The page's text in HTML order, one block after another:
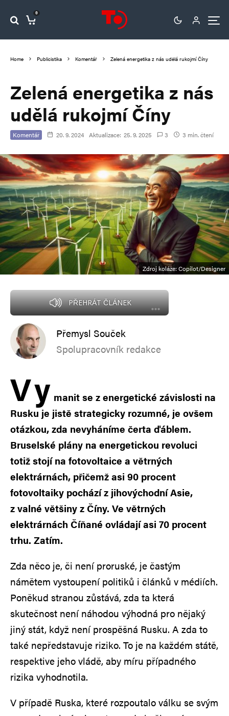
0
Home Publicistika Komentář Zelená energetika z nás udělá rukojmí Číny
Zelená energetika z nás
udělá rukojmí Číny
Komentář 20. 9. 2024 Aktualizace: 25. 9. 2025 3 3 min. čtení
Zdroj koláže: Copilot/Designer
PŘEHRÁT ČLÁNEK
Přemysl Souček
Spolupracovník redakce
Vy manit se z energetické závislosti na
Rusku je jistě strategicky rozumné, je ovšem
otázkou, zda nevyháníme čerta ďáblem.
Bruselské plány na energetickou revoluci
totiž stojí na fotovoltaice a větrných
elektrárnách, přičemž asi 90 procent
fotovoltaiky pochází z jihovýchodní Asie,
z valné většiny z Číny. Ve větrných
elektrárnách Číňané ovládají asi 70 procent
trhu. Zatím.
Zda něco je, či není proruské, je častým
námětem vystoupení politiků i článků v médiích.
Poněkud stranou zůstává, zda ta která
skutečnost není náhodou výhodná pro nějaký
jiný stát, když není prospěšná Rusku. A zda to
také nepředstavuje riziko. To je na každém státě,
respektive jeho vládě, aby míru případného
rizika vyhodnotila.
V případě Ruska, které rozpoutalo válku se svým